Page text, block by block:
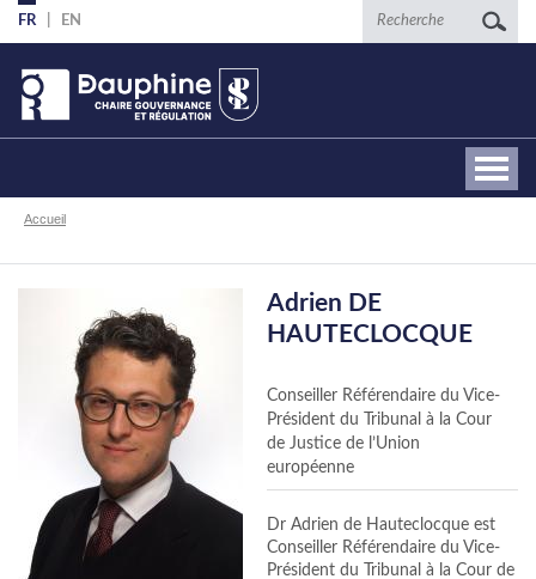
Aller
au
contenu
principal
FR EN Recherche
Fil
Accueil
Adrien DE
HAUTECLOCQUE
Conseiller Référendaire du Vice-
Président du Tribunal à la Cour
de Justice de l’Union
européenne
Dr Adrien de Hauteclocque est
Conseiller Référendaire du Vice-
Président du Tribunal à la Cour de